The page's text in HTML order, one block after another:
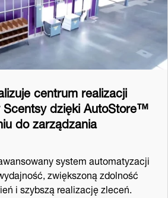
centrum realizacji
dzięki AutoStore™
do zarządzania
system automatyzacji
zwiększoną zdolność
i szybszą realizację zleceń.